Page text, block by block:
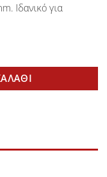
Ιδανικό για
100x100mm GRID